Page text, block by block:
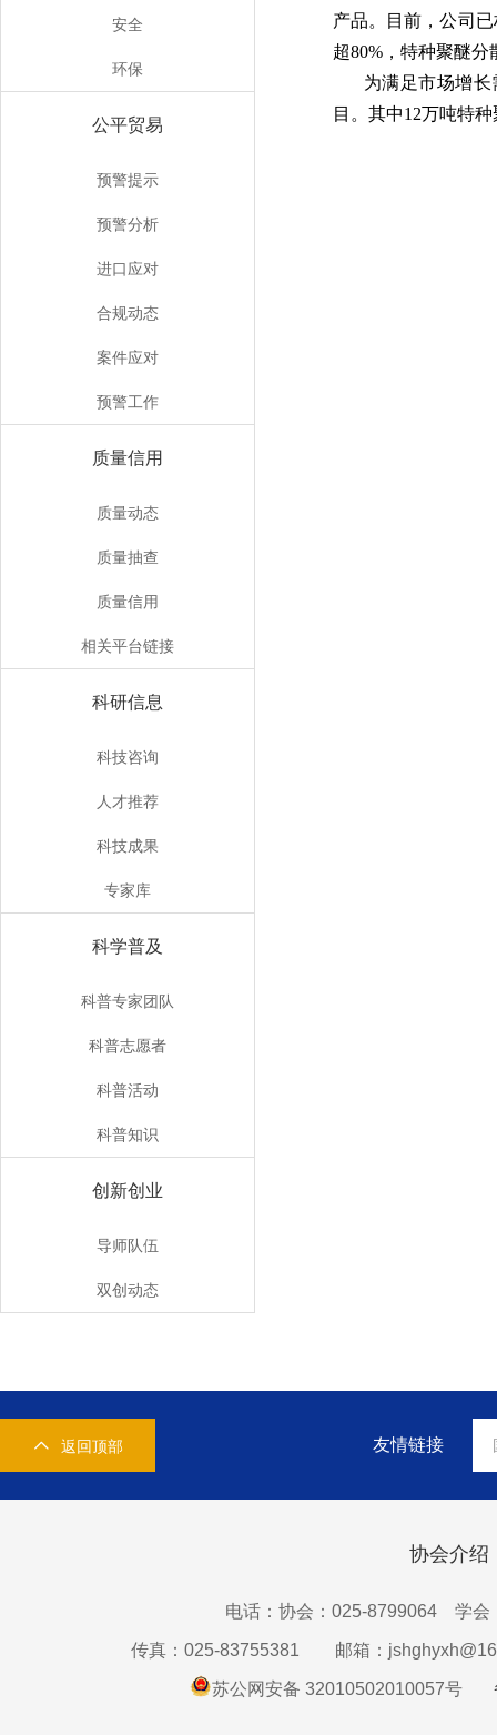
安全
环保
公平贸易
预警提示
预警分析
进口应对
合规动态
案件应对
预警工作
质量信用
质量动态
质量抽查
质量信用
相关平台链接
科研信息
科技咨询
人才推荐
科技成果
专家库
科学普及
科普专家团队
科普志愿者
科普活动
科普知识
创新创业
导师队伍
双创动态
产品。目前，公司
超80%，特种聚醚
为满足市场增
目。其中12万吨特
返回顶部 友情链接
协会介绍
电话：协会：025-8799064 学会
传真：025-83755381 邮箱：
苏公网安备 32010502010057号